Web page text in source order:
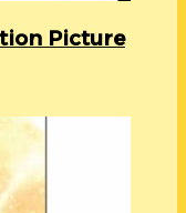
Picture